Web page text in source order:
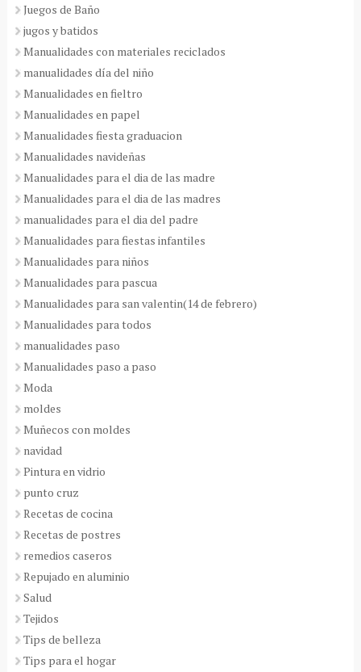
Juegos de Baño
jugos y batidos
Manualidades con materiales reciclados
manualidades día del niño
Manualidades en fieltro
Manualidades en papel
Manualidades fiesta graduacion
Manualidades navideñas
Manualidades para el dia de las madre
Manualidades para el dia de las madres
manualidades para el dia del padre
Manualidades para fiestas infantiles
Manualidades para niños
Manualidades para pascua
Manualidades para san valentin(14 de febrero)
Manualidades para todos
manualidades paso
Manualidades paso a paso
Moda
moldes
Muñecos con moldes
navidad
Pintura en vidrio
punto cruz
Recetas de cocina
Recetas de postres
remedios caseros
Repujado en aluminio
Salud
Tejidos
Tips de belleza
Tips para el hogar